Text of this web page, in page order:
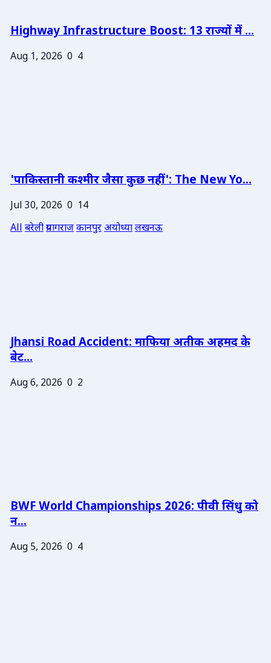
Highway Infrastructure Boost: 13 राज्यों में ...
Aug 1, 2026 0 4
'पाकिस्तानी कश्मीर जैसा कुछ नहीं': The New Yo...
Jul 30, 2026 0 14
Allबरेलीप्रयागराजकानपुरअयोध्यालखनऊ
Jhansi Road Accident: माफिया अतीक अहमद के
बेट...
Aug 6, 2026 0 2
BWF World Championships 2026: पीवी सिंधु को
न...
Aug 5, 2026 0 4